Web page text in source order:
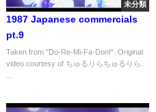
未分類
1987 Japanese commercials
pt.9
Taken from "Do-Re-Mi-Fa-Don!". Original
video courtesy of ちゅるりらちゅるりら.
...